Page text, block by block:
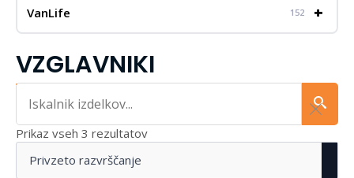
+
VanLife 152
VZGLAVNIKI
Iskalnik...
Prikaz vseh 3 rezultatov